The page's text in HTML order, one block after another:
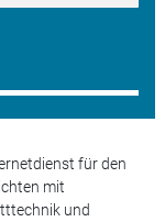
für den
mit
und